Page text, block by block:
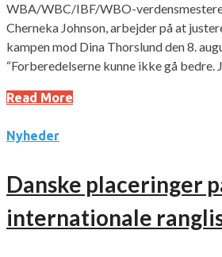
WBA/WBC/IBF/WBO-
Cherneka Johnson, arbejder på at
kampen mod Dina Thorslund den 8.
“Forberedelserne kunne ikke gå bedre.
Read More
Nyheder
Danske placeringer
internationale